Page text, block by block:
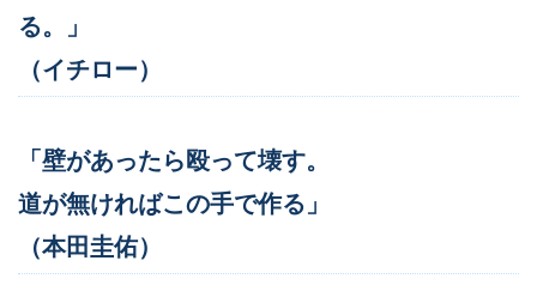
る。」
（イチロー）
「壁があったら殴って壊す。
道が無ければこの手で作る」
（本田圭佑）